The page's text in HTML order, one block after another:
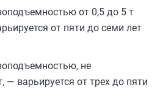
от 0,5 до 5 т
от пяти до семи лет
не
варьируется от трех до пяти